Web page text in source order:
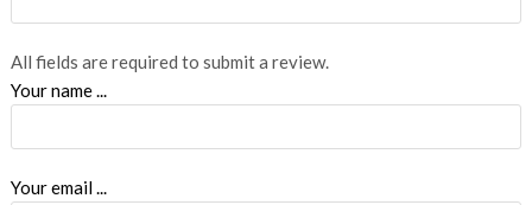
All fields are required to submit a review.
Your name ...
Your email ...